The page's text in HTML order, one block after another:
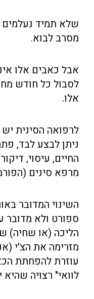
שלא תמיד נעלמים
מסרב לבוא.
אבל כאבים אלו
לסבול כל חודש
אלו.
לרפואה הסינית
ניתן לבצע לבד,
החיים, עיסוי,
מרפא סינים
השינוי המדובר
ספורט ולא מדובר
מזרימה את הצ'י
עוזרת להפחתת
לוואי" רצויה